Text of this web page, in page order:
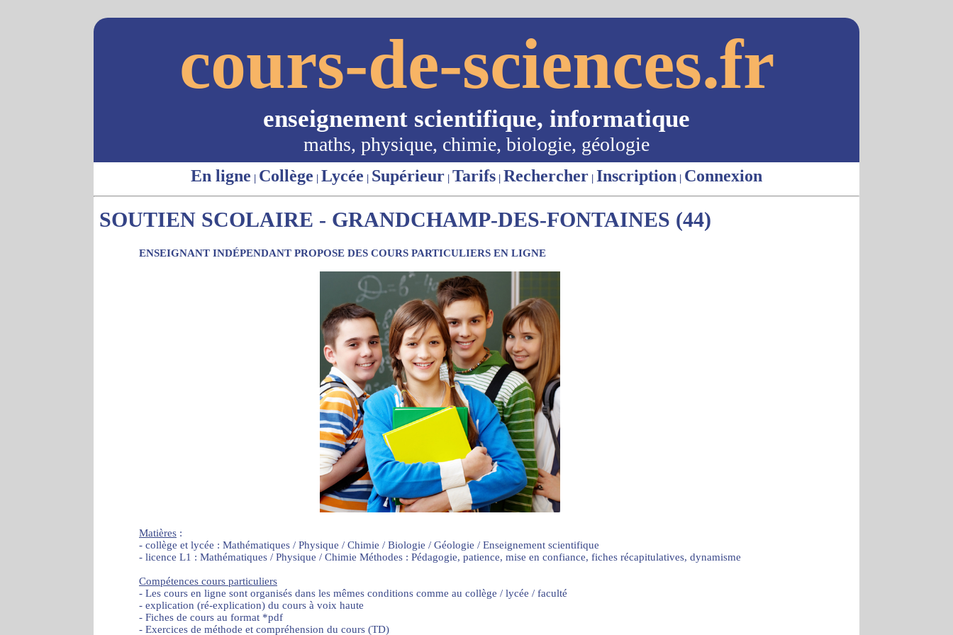
cours-de-sciences.fr
enseignement scientifique, informatique
maths, physique, chimie, biologie, géologie
En ligne | Collège | Lycée | Supérieur | Tarifs | Rechercher | Inscription | Connexion
SOUTIEN SCOLAIRE - GRANDCHAMP-DES-FONTAINES (44)
ENSEIGNANT INDÉPENDANT PROPOSE DES COURS PARTICULIERS EN LIGNE
Matières :
- collège et lycée : Mathématiques / Physique / Chimie / Biologie / Géologie / Enseignement scientifique
- licence L1 : Mathématiques / Physique / Chimie Méthodes : Pédagogie, patience, mise en confiance, fiches récapitulatives, dynamisme
Compétences cours particuliers
- Les cours en ligne sont organisés dans les mêmes conditions comme au collège / lycée / faculté
- explication (ré-explication) du cours à voix haute
- Fiches de cours au format *pdf
- Exercices de méthode et compréhension du cours (TD)